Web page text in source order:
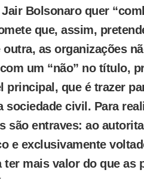
Bolsonaro quer
que, assim,
as organizações
um “não” no título,
principal, que é trazer
sociedade civil. Para
são entraves: ao
e exclusivamente
ter mais valor do que as